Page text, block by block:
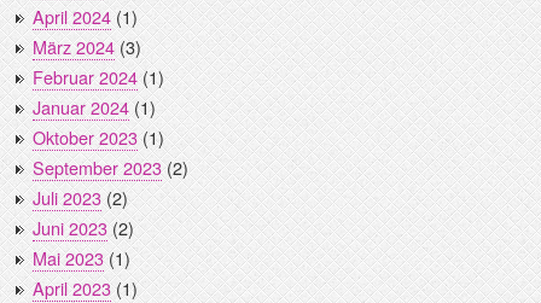
April 2024(1)
März 2024(3)
Februar 2024(1)
Januar 2024(1)
Oktober 2023(1)
September 2023(2)
Juli 2023(2)
Juni 2023(2)
Mai 2023(1)
April 2023(1)